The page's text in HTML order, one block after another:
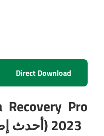
Direct Download
Crack 8.4.1 (أحدث إصدار) 2023